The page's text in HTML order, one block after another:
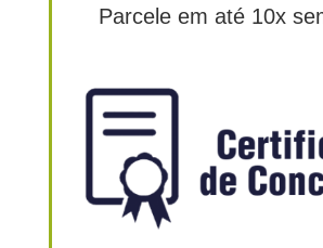
Parcele em até 10x